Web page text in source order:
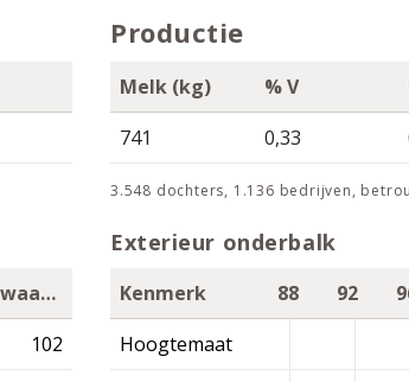
Productie
Melk (kg)
741
% V
0,33
3.548 dochters, 1.136 bedrijven,
Fokwaarde
102
Exterieur onderbalk
Kenmerk 88 92
Hoogtemaat